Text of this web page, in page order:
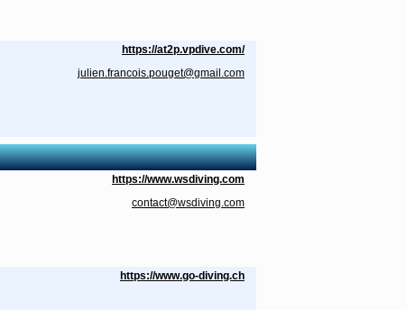
https://at2p.vpdive.com/
julien.francois.pouget@gmail.com
https://www.wsdiving.com
contact@wsdiving.com
https://www.go-diving.ch